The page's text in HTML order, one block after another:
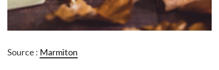
Source : Marmiton